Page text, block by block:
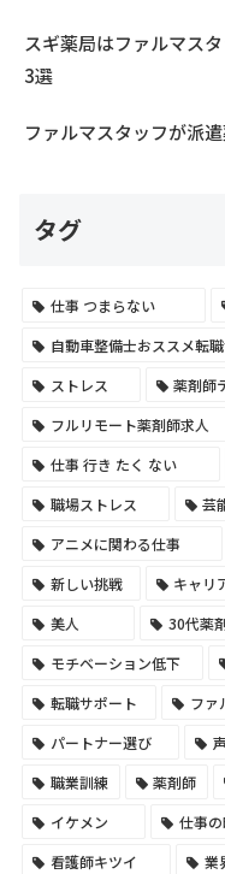
スギ薬局はファルマス
3選
ファルマスタッフが派
タグ
仕事 つまらない
自動車整備士おススメ転
ストレス
薬剤師
フルリモート薬剤師求人
仕事 行き たく ない
職場ストレス
芸
アニメに関わる仕事
新しい挑戦
キャリ
美人
30代薬
モチベーション低下
転職サポート
ファ
パートナー選び
職業訓練
薬剤師
イケメン
仕事の
看護師キツイ
業